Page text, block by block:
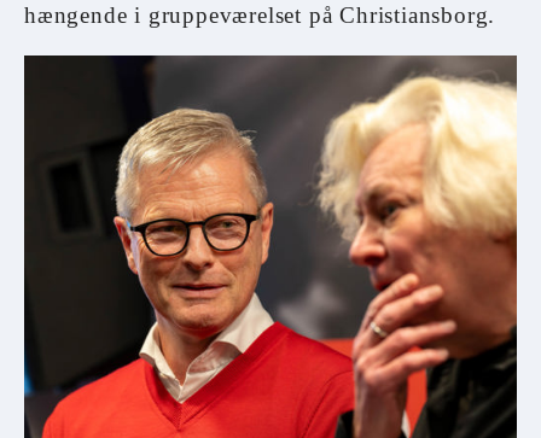
hængende i gruppeværelset på Christiansborg.